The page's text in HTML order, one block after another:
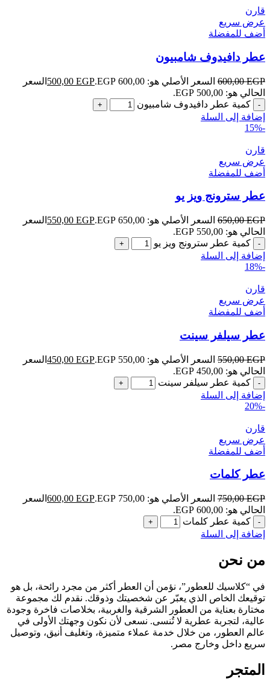
قارن
عرض سريع
أضف للمفضلة
عطر دافيدوف شامبيون
600,00EGP السعر الأصلي هو: 600,00 EGP. 500,00 EGP
السعر
الحالي هو: 500,00 EGP.
كمية عطر دافيدوف شامبيون
إضافة إلى السلة
-15%
قارن
عرض سريع
أضف للمفضلة
عطر سترونج ويز يو
650,00EGP السعر الأصلي هو: 650,00 EGP. 550,00 EGP
السعر
الحالي هو: 550,00 EGP.
كمية عطر سترونج ويز يو
إضافة إلى السلة
-18%
قارن
عرض سريع
أضف للمفضلة
عطر سيلفر سينت
550,00EGP السعر الأصلي هو: 550,00 EGP. 450,00 EGP
السعر
الحالي هو: 450,00 EGP.
كمية عطر سيلفر سينت
إضافة إلى السلة
-20%
قارن
عرض سريع
أضف للمفضلة
عطر كلمات
750,00EGP السعر الأصلي هو: 750,00 EGP. 600,00 EGP
السعر
الحالي هو: 600,00 EGP.
كمية عطر كلمات
إضافة إلى السلة
من نحن
في “كلاسيك للعطور”، نؤمن أن العطر أكثر من مجرد رائحة، بل هو
توقيعك الخاص الذي يعبّر عن شخصيتك وذوقك. نقدم لك مجموعة
مختارة بعناية من العطور الشرقية والغربية، بخلاصات فاخرة وجودة
عالية، لتجربة عطرية لا تُنسى. نسعى لأن نكون وجهتك الأولى في
عالم العطور، من خلال خدمة عملاء متميزة، وتغليف أنيق، وتوصيل
سريع داخل وخارج مصر.
المتجر